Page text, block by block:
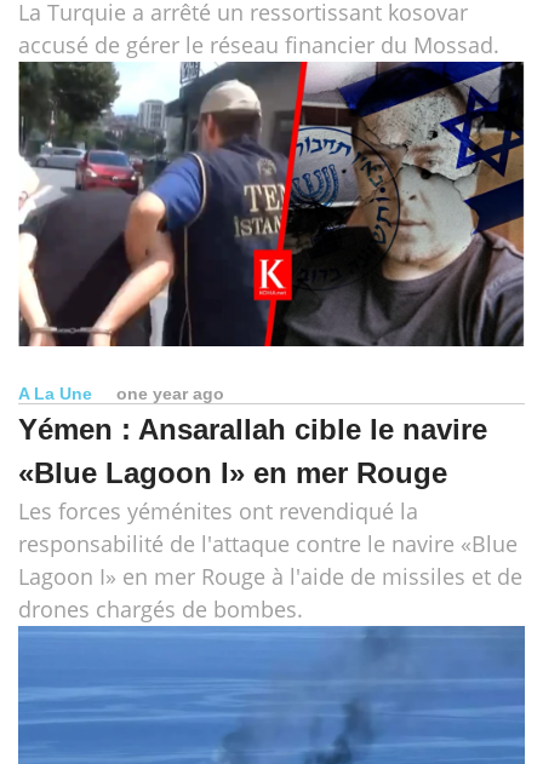
La Turquie a arrêté un ressortissant kosovar
accusé de gérer le réseau financier du Mossad.
A La Une one year ago
Yémen : Ansarallah cible le navire
«Blue Lagoon I» en mer Rouge
Les forces yéménites ont revendiqué la
responsabilité de l'attaque contre le navire «Blue
Lagoon I» en mer Rouge à l'aide de missiles et de
drones chargés de bombes.